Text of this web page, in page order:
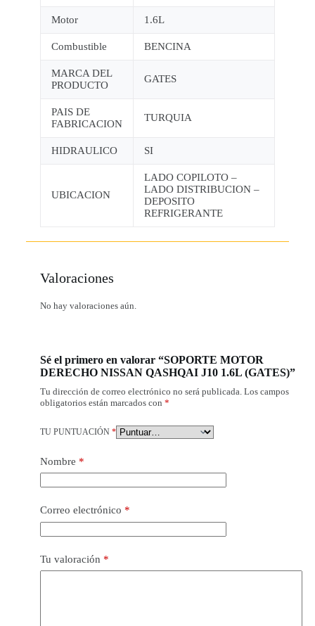
Motor 1.6L
Combustible BENCINA
MARCA DEL
PRODUCTO
GATES
PAIS DE
FABRICACION
TURQUIA
HIDRAULICO SI
UBICACION
LADO COPILOTO –
LADO DISTRIBUCION –
DEPOSITO
REFRIGERANTE
Valoraciones
No hay valoraciones aún.
Sé el primero en valorar “SOPORTE MOTOR
DERECHO NISSAN QASHQAI J10 1.6L (GATES)”
Tu dirección de correo electrónico no será publicada. Los campos
obligatorios están marcados con *
TU PUNTUACIÓN *
Nombre *
Correo electrónico *
Tu valoración *